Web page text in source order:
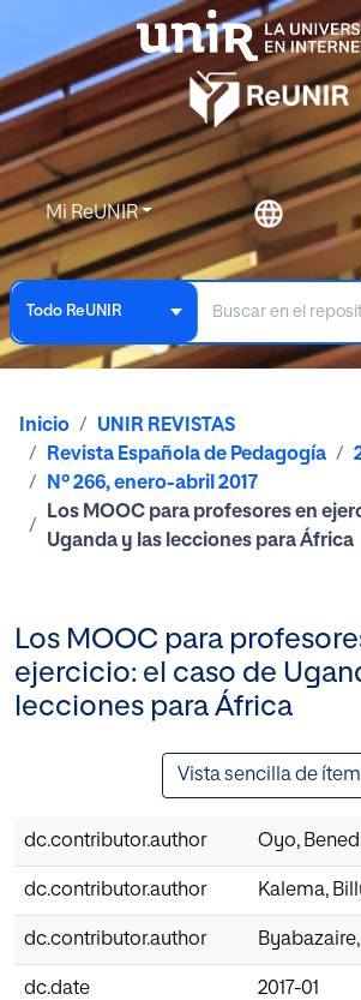
Mi ReUNIR
Todo ReUNIR
Inicio
UNIR REVISTAS
Revista Española de Pedagogía
Nº 266, enero-abril 2017
Los MOOC para profesores en
Uganda y las lecciones para África
Los MOOC para
ejercicio: el caso de
lecciones para África
Vista sencilla de ítem
dc.contributor.author Oyo,
dc.contributor.author Kalema,
dc.contributor.author
dc.date 2017-01